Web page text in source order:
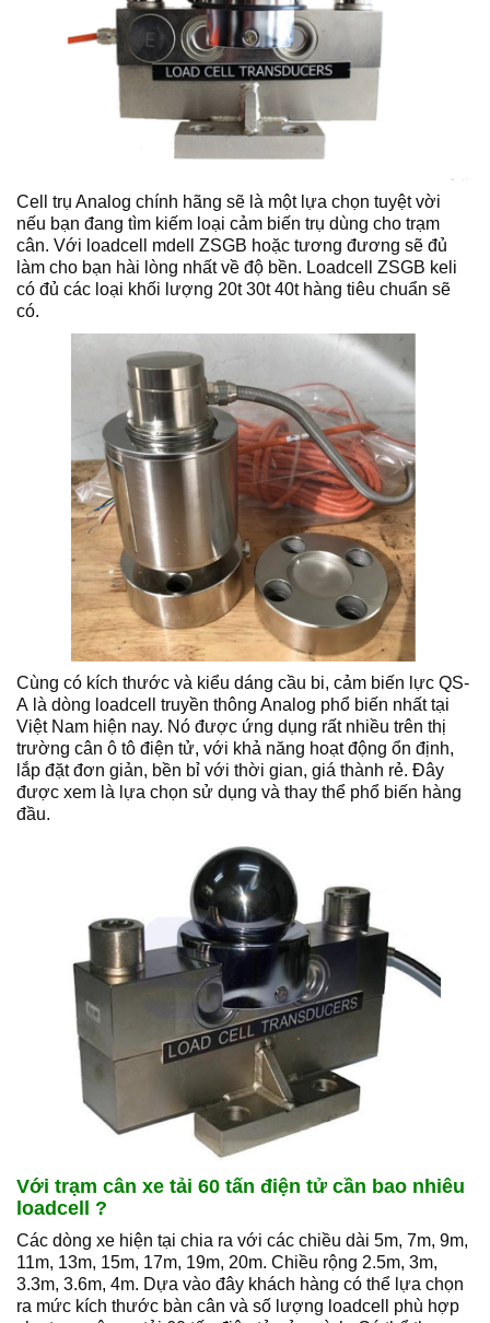
Cell trụ Analog chính hãng sẽ là một lựa chọn tuyệt vời
nếu bạn đang tìm kiếm loại cảm biến trụ dùng cho trạm
cân. Với loadcell mdell ZSGB hoặc tương đương sẽ đủ
làm cho bạn hài lòng nhất về độ bền. Loadcell ZSGB keli
có đủ các loại khối lượng 20t 30t 40t hàng tiêu chuẩn sẽ
có.
Cùng có kích thước và kiểu dáng cầu bi, cảm biến lực QS-
A là dòng loadcell truyền thông Analog phổ biến nhất tại
Việt Nam hiện nay. Nó được ứng dụng rất nhiều trên thị
trường cân ô tô điện tử, với khả năng hoạt động ổn định,
lắp đặt đơn giản, bền bỉ với thời gian, giá thành rẻ. Đây
được xem là lựa chọn sử dụng và thay thể phổ biến hàng
đầu.
Với trạm cân xe tải 60 tấn điện tử cần bao nhiêu
loadcell ?
Các dòng xe hiện tại chia ra với các chiều dài 5m, 7m, 9m,
11m, 13m, 15m, 17m, 19m, 20m. Chiều rộng 2.5m, 3m,
3.3m, 3.6m, 4m. Dựa vào đây khách hàng có thể lựa chọn
ra mức kích thước bàn cân và số lượng loadcell phù hợp